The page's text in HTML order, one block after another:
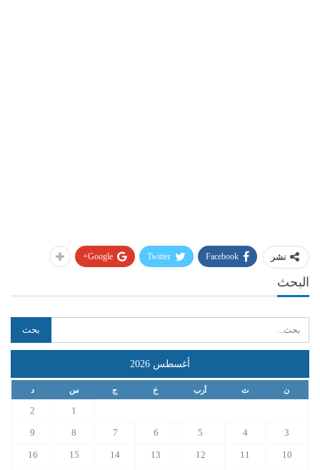
نشر Facebook
Twitter
Google+
البحث
أغسطس 2026
ن ث أرب خ ج س د
1
2
3
4
5
6
7
8
9
10
11
12
13
14
15
16